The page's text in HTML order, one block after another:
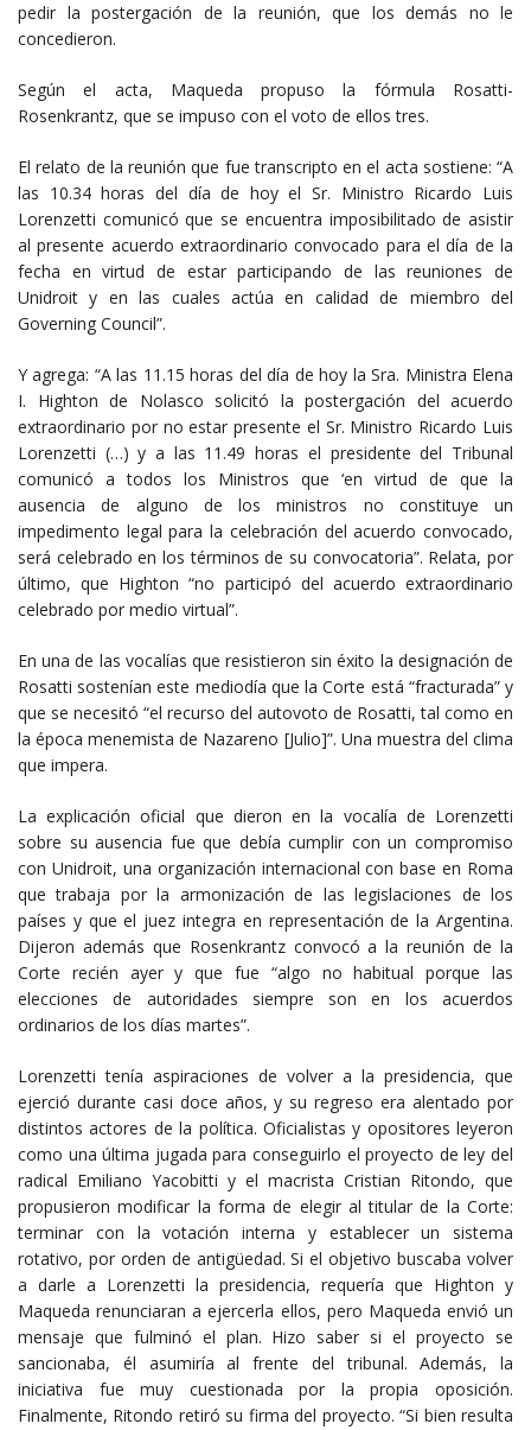
pedir la postergación de la reunión, que los demás no le
concedieron.
Según el acta, Maqueda propuso la fórmula Rosatti-
Rosenkrantz, que se impuso con el voto de ellos tres.
El relato de la reunión que fue transcripto en el acta sostiene: “A
las 10.34 horas del día de hoy el Sr. Ministro Ricardo Luis
Lorenzetti comunicó que se encuentra imposibilitado de asistir
al presente acuerdo extraordinario convocado para el día de la
fecha en virtud de estar participando de las reuniones de
Unidroit y en las cuales actúa en calidad de miembro del
Governing Council”.
Y agrega: “A las 11.15 horas del día de hoy la Sra. Ministra Elena
I. Highton de Nolasco solicitó la postergación del acuerdo
extraordinario por no estar presente el Sr. Ministro Ricardo Luis
Lorenzetti (…) y a las 11.49 horas el presidente del Tribunal
comunicó a todos los Ministros que ‘en virtud de que la
ausencia de alguno de los ministros no constituye un
impedimento legal para la celebración del acuerdo convocado,
será celebrado en los términos de su convocatoria”. Relata, por
último, que Highton “no participó del acuerdo extraordinario
celebrado por medio virtual”.
En una de las vocalías que resistieron sin éxito la designación de
Rosatti sostenían este mediodía que la Corte está “fracturada” y
que se necesitó “el recurso del autovoto de Rosatti, tal como en
la época menemista de Nazareno [Julio]”. Una muestra del clima
que impera.
La explicación oficial que dieron en la vocalía de Lorenzetti
sobre su ausencia fue que debía cumplir con un compromiso
con Unidroit, una organización internacional con base en Roma
que trabaja por la armonización de las legislaciones de los
países y que el juez integra en representación de la Argentina.
Dijeron además que Rosenkrantz convocó a la reunión de la
Corte recién ayer y que fue “algo no habitual porque las
elecciones de autoridades siempre son en los acuerdos
ordinarios de los días martes”.
Lorenzetti tenía aspiraciones de volver a la presidencia, que
ejerció durante casi doce años, y su regreso era alentado por
distintos actores de la política. Oficialistas y opositores leyeron
como una última jugada para conseguirlo el proyecto de ley del
radical Emiliano Yacobitti y el macrista Cristian Ritondo, que
propusieron modificar la forma de elegir al titular de la Corte:
terminar con la votación interna y establecer un sistema
rotativo, por orden de antigüedad. Si el objetivo buscaba volver
a darle a Lorenzetti la presidencia, requería que Highton y
Maqueda renunciaran a ejercerla ellos, pero Maqueda envió un
mensaje que fulminó el plan. Hizo saber si el proyecto se
sancionaba, él asumiría al frente del tribunal. Además, la
iniciativa fue muy cuestionada por la propia oposición.
Finalmente, Ritondo retiró su firma del proyecto. “Si bien resulta